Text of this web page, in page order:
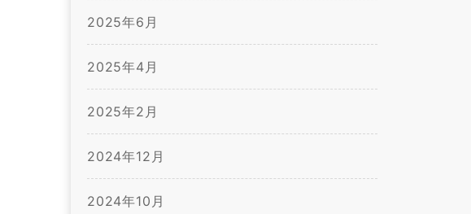
2025年6月
2025年4月
2025年2月
2024年12月
2024年10月